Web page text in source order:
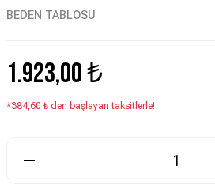
BEDEN TABLOSU
1.923,00 ₺
*384,60 ₺ den başlayan taksitlerle!